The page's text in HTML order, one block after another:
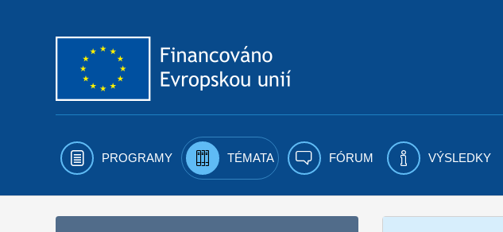
PROGRAMY TÉMATA FÓRUM VÝSLEDKY